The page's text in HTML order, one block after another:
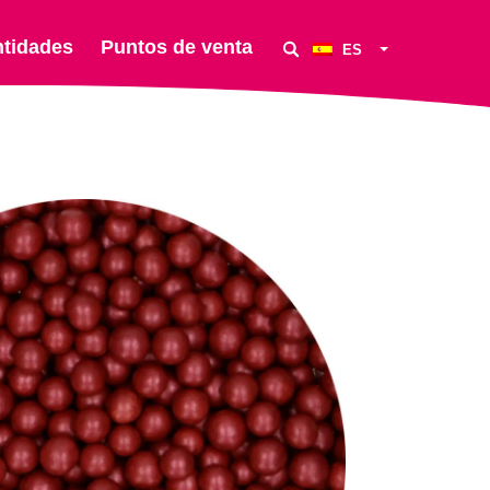
Puntos de venta ES